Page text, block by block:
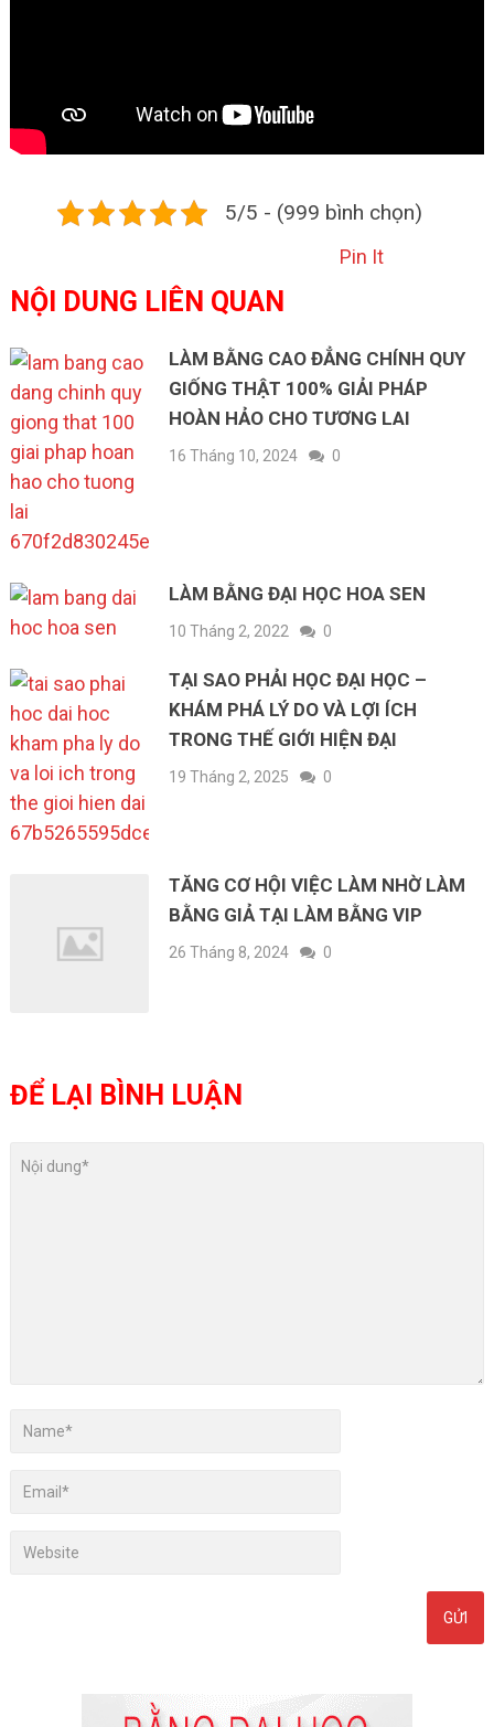
5/5 - (999 bình chọn)
Pin It
NỘI DUNG LIÊN QUAN
LÀM BẰNG CAO ĐẲNG CHÍNH QUY
GIỐNG THẬT 100% GIẢI PHÁP
HOÀN HẢO CHO TƯƠNG LAI
16 Tháng 10, 2024 0
LÀM BẰNG ĐẠI HỌC HOA SEN
10 Tháng 2, 2022 0
TẠI SAO PHẢI HỌC ĐẠI HỌC –
KHÁM PHÁ LÝ DO VÀ LỢI ÍCH
TRONG THẾ GIỚI HIỆN ĐẠI
19 Tháng 2, 2025 0
TĂNG CƠ HỘI VIỆC LÀM NHỜ LÀM
BẰNG GIẢ TẠI LÀM BẰNG VIP
26 Tháng 8, 2024 0
ĐỂ LẠI BÌNH LUẬN